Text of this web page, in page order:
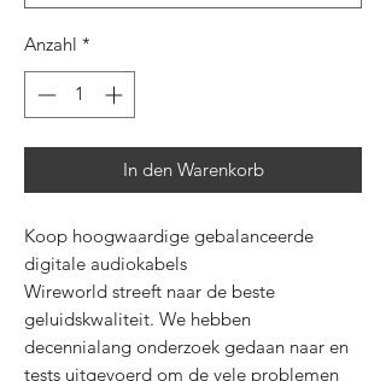
Anzahl *
In den Warenkorb
Koop hoogwaardige gebalanceerde
digitale audiokabels
Wireworld streeft naar de beste
geluidskwaliteit. We hebben
decennialang onderzoek gedaan naar en
tests uitgevoerd om de vele problemen